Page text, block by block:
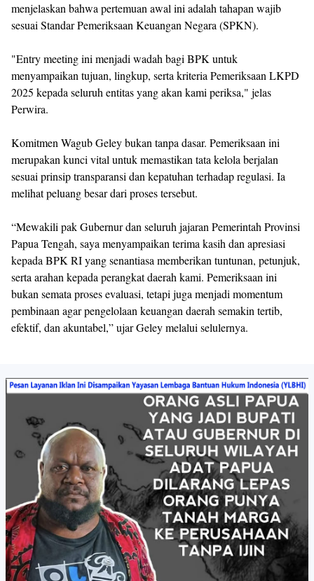
menjelaskan bahwa pertemuan awal ini adalah tahapan wajib
sesuai Standar Pemeriksaan Keuangan Negara (SPKN).
"Entry meeting ini menjadi wadah bagi BPK untuk
menyampaikan tujuan, lingkup, serta kriteria Pemeriksaan LKPD
2025 kepada seluruh entitas yang akan kami periksa," jelas
Perwira.
Komitmen Wagub Geley bukan tanpa dasar. Pemeriksaan ini
merupakan kunci vital untuk memastikan tata kelola berjalan
sesuai prinsip transparansi dan kepatuhan terhadap regulasi. Ia
melihat peluang besar dari proses tersebut.
“Mewakili pak Gubernur dan seluruh jajaran Pemerintah Provinsi
Papua Tengah, saya menyampaikan terima kasih dan apresiasi
kepada BPK RI yang senantiasa memberikan tuntunan, petunjuk,
serta arahan kepada perangkat daerah kami. Pemeriksaan ini
bukan semata proses evaluasi, tetapi juga menjadi momentum
pembinaan agar pengelolaan keuangan daerah semakin tertib,
efektif, dan akuntabel,” ujar Geley melalui selulernya.